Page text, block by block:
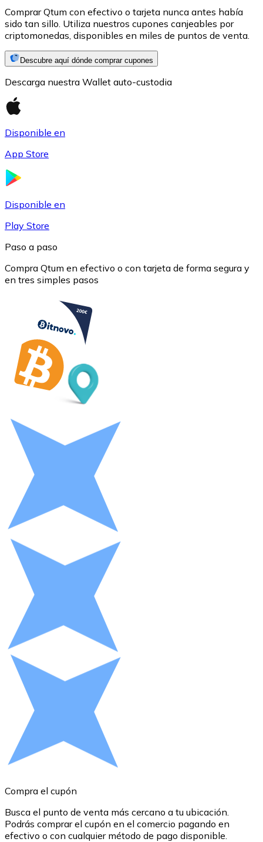
Ethereum
ETH
USDC
Litecoin
LTC
XRP
Ver todo
Compra criptomonedas con efectivo en tu tienda más
Comprar con efectivo
Transferencia SEPA
Añade fondos a tu cuenta Bitnovo o realiza compras
Comprar con Transferencia
Tarjeta de crédito / débito
Utiliza tarjetas Visa y Mastercard para comprar
Comprar con tarjeta
Tienda - Tarjetas regalo
Nuevo
Comprar Qtum con efectivo o tarjeta nunca antes había
sido tan sillo. Utiliza nuestros cupones canjeables por
criptomonedas, disponibles en miles de puntos de venta.
Descubre aquí dónde comprar cupones
Descarga nuestra Wallet auto-custodia
Disponible en
App Store
Disponible en
Play Store
Paso a paso
Compra Qtum en efectivo o con tarjeta de forma segura y
en tres simples pasos
Compra el cupón
Busca el punto de venta más cercano a tu ubicación.
Podrás comprar el cupón en el comercio pagando en
efectivo o con cualquier método de pago disponible.